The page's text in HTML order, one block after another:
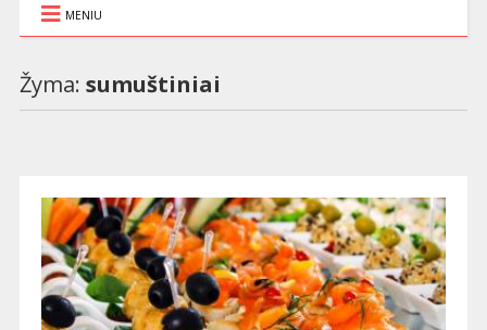
MENIU
Žyma: sumuštiniai